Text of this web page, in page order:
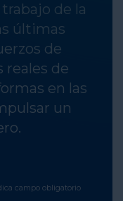
de la
últimas
de
reales de
en las
un
campo obligatorio